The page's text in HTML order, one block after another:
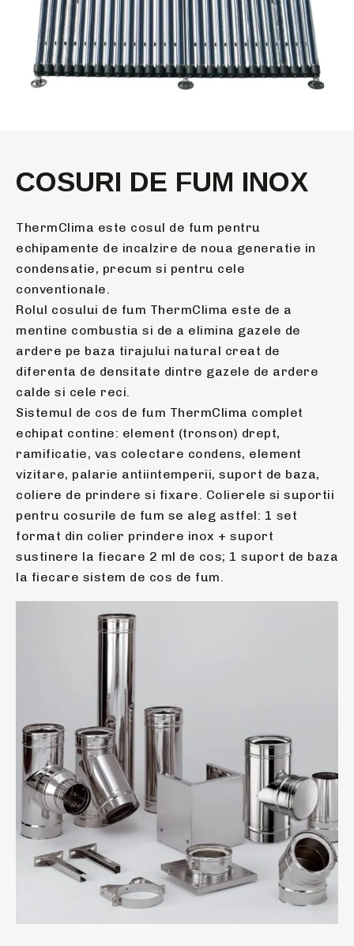
COSURI DE FUM INOX
ThermClima este cosul de fum pentru
echipamente de incalzire de noua generatie in
condensatie, precum si pentru cele
conventionale.
Rolul cosului de fum ThermClima este de a
mentine combustia si de a elimina gazele de
ardere pe baza tirajului natural creat de
diferenta de densitate dintre gazele de ardere
calde si cele reci.
Sistemul de cos de fum ThermClima complet
echipat contine: element (tronson) drept,
ramificatie, vas colectare condens, element
vizitare, palarie antiintemperii, suport de baza,
coliere de prindere si fixare. Colierele si suportii
pentru cosurile de fum se aleg astfel: 1 set
format din colier prindere inox + suport
sustinere la fiecare 2 ml de cos; 1 suport de baza
la fiecare sistem de cos de fum.